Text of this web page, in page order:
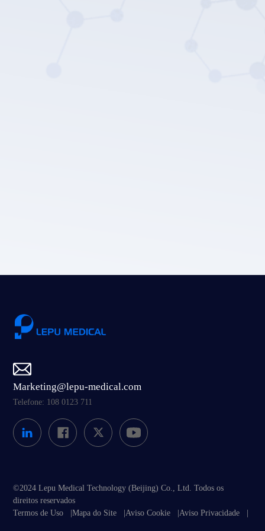
Marketing@lepu-medical.com
Telefone: 108 0123 711
©2024 Lepu Medical Technology (Beijing) Co., Ltd. Todos os
direitos reservados
Termos de Uso
|Mapa do Site |Aviso Cookie |Aviso Privacidade